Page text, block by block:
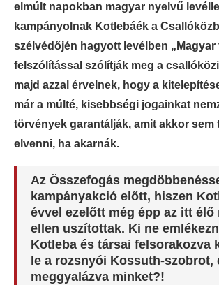
elmúlt napokban magyar nyelvű levéllel
kampányolnak Kotlebáék a
szélvédőjén hagyott levélben „Magyar
felszólítással szólítják meg a
majd azzal érvelnek, hogy a
már a múlté, kisebbségi jogainkat
törvények garantálják, amit akkor sem
elvenni, ha akarnák.
Az Összefogás
kampányakció előtt, hiszen
évvel ezelőtt még épp az itt élő
ellen uszítottak. Ki ne
Kotleba és társai felsorakozva
le a rozsnyói Kossuth-szobrot,
meggyalázva minket?!